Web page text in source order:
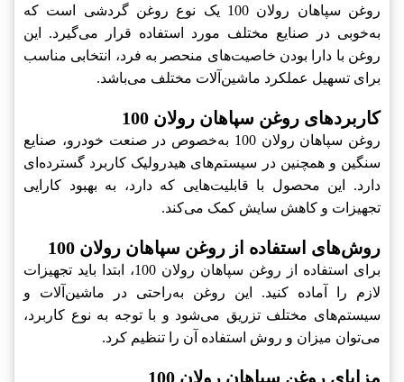
روغن سپاهان رولان 100 یک نوع روغن گردشی است که
به‌خوبی در صنایع مختلف مورد استفاده قرار می‌گیرد. این
روغن با دارا بودن خاصیت‌های منحصر به فرد، انتخابی مناسب
برای تسهیل عملکرد ماشین‌آلات مختلف می‌باشد.
کاربردهای روغن سپاهان رولان 100
روغن سپاهان رولان 100 به‌خصوص در صنعت خودرو، صنایع
سنگین و همچنین در سیستم‌های هیدرولیک کاربرد گسترده‌ای
دارد. این محصول با قابلیت‌هایی که دارد، به بهبود کارایی
تجهیزات و کاهش سایش کمک می‌کند.
روش‌های استفاده از روغن سپاهان رولان 100
برای استفاده از روغن سپاهان رولان 100، ابتدا باید تجهیزات
لازم را آماده کنید. این روغن به‌راحتی در ماشین‌آلات و
سیستم‌های مختلف تزریق می‌شود و با توجه به نوع کاربرد،
می‌توان میزان و روش استفاده آن را تنظیم کرد.
مزایای روغن سپاهان رولان 100